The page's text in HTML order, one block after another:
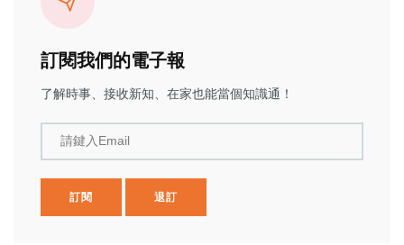
訂閱我們的電子報
了解時事、接收新知、在家也能當個知識通！
請鍵入Email
訂閱 退訂